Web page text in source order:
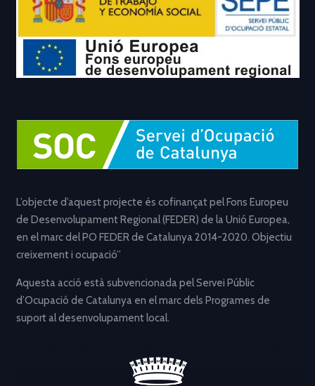
L’objecte d’aquest projecte és cofinançat pel Fons Europeu
de Desenvolupament Regional (FEDER) de la Unió Europea,
en el marc del PO FEDER de Catalunya 2014-2020. Objectiu
creixement i ocupació”
Aquesta acció està subvencionada pel Servei Públic
d’Ocupació de Catalunya en el marc dels Programes de
suport al desenvolupament local.